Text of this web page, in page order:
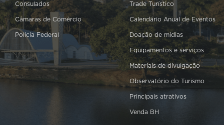
Consulados
Câmaras de Comércio
Polícia Federal
Trade Turístico
Calendário Anual de Eventos
Doação de mídias
Equipamentos e serviços
Materiais de divulgação
Observatório do Turismo
Principais atrativos
Venda BH